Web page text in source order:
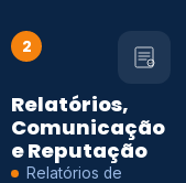
2
Relatórios,
Comunicação
e Reputação
Relatórios de